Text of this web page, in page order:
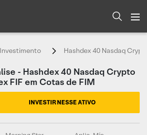
Hashdex 40 Nasdaq
- Hashdex 40 Nasdaq Crypto
FIF em Cotas de FIM
INVESTIR NESSE ATIVO